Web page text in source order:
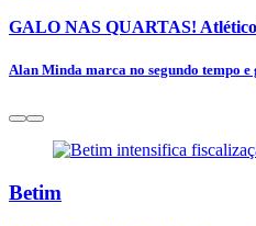
GALO NAS QUARTAS!
Alan Minda marca no segundo tempo
Betim